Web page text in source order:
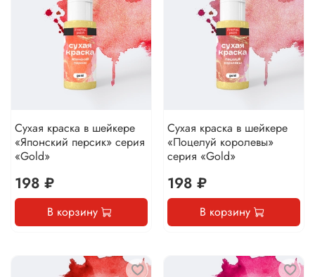
Сухая краска в шейкере
«Японский персик» серия
«Gold»
198 ₽
В корзину
Сухая краска в шейкере
«Поцелуй королевы»
серия «Gold»
198 ₽
В корзину